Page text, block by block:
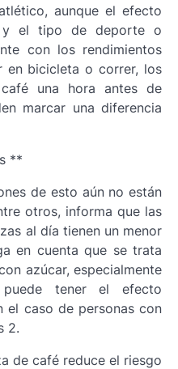
aunque el efecto
y el tipo de deporte o
con los rendimientos
en bicicleta o correr, los
una hora antes de
marcar una diferencia
**
de esto aún no están
otros, informa que las
al día tienen un menor
en cuenta que se trata
azúcar, especialmente
puede tener el efecto
el caso de personas con
2.
de café reduce el riesgo